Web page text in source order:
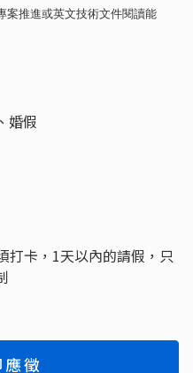
案推進或英文技術文件閱讀能
婚假
打卡，1天以內的請假，只
應徵